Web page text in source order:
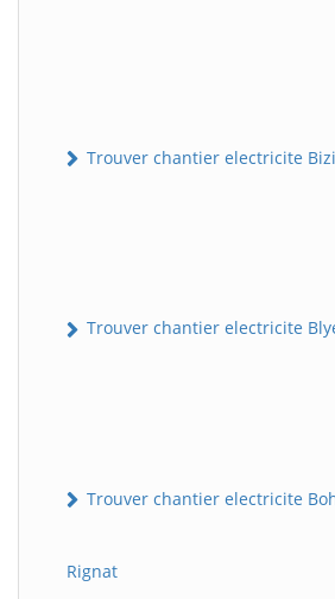
Trouver chantier electricite
Trouver chantier electricite
Trouver chantier electricite
Rignat